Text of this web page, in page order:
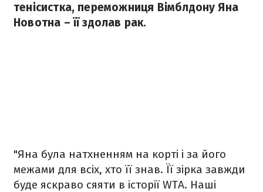
тенісистка, переможниця Вімблдону Яна
Новотна – її здолав рак.
"Яна була натхненням на корті і за його
межами для всіх, хто її знав. Її зірка завжди
буде яскраво сяяти в історії WTA. Наші